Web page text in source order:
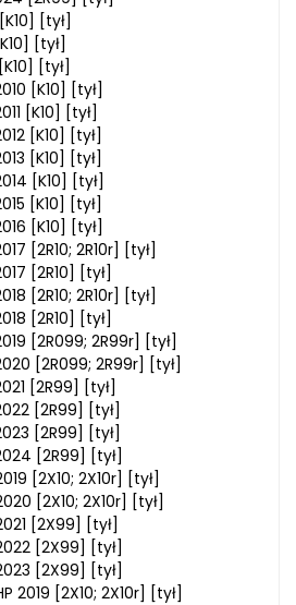
[tył]
[tył]
[tył]
[K10] [tył]
[K10] [tył]
[K10] [tył]
[K10] [tył]
[K10] [tył]
[K10] [tył]
[K10] [tył]
[2R10; 2R10r] [tył]
[2R10] [tył]
[2R10; 2R10r] [tył]
[2R10] [tył]
[2R099; 2R99r] [tył]
[2R099; 2R99r] [tył]
[2R99] [tył]
[2R99] [tył]
[2R99] [tył]
[2R99] [tył]
[2X10; 2X10r] [tył]
[2X10; 2X10r] [tył]
[2X99] [tył]
[2X99] [tył]
[2X99] [tył]
2019 [2X10; 2X10r] [tył]